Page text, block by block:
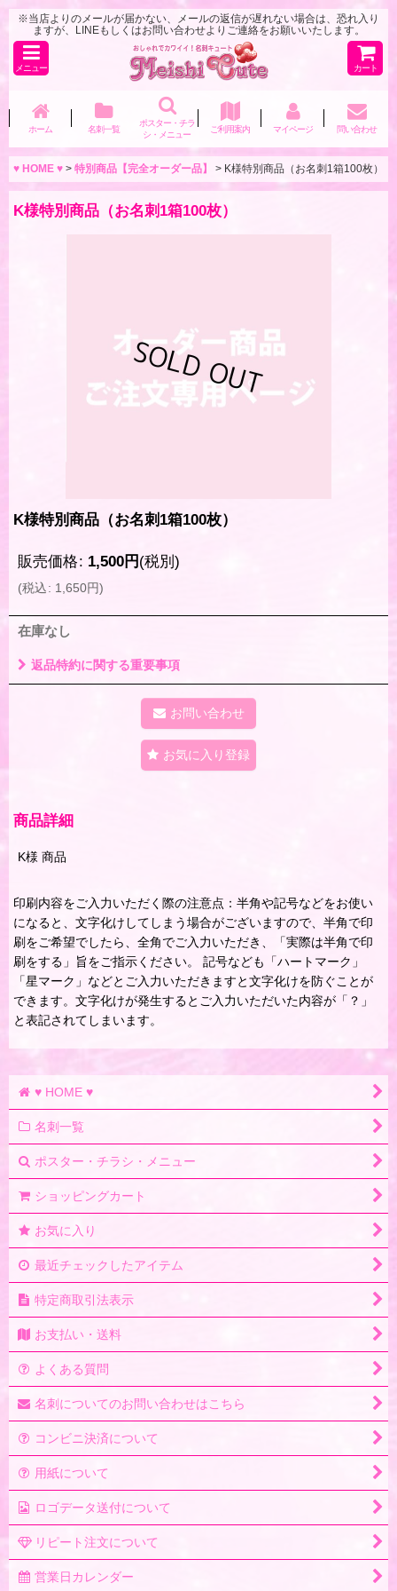
※当店よりのメールが届かない、メールの返信が遅れない場合は、恐れ入り
ますが、LINEもしくはお問い合わせよりご連絡をお願いいたします。
メニュー カート
ホーム 名刺一覧
ポスター・チラ
シ・メニュー
ご利用案内 マイページ 問い合わせ
♥ HOME ♥ > 特別商品【完全オーダー品】 > K様特別商品（お名刺1箱100枚）
K様特別商品（お名刺1箱100枚）
K様特別商品（お名刺1箱100枚）
販売価格: 1,500円 (税別)
(税込: 1,650円)
在庫なし
返品特約に関する重要事項
お問い合わせ
お気に入り登録
商品詳細
K様 商品
印刷内容をご入力いただく際の注意点：半角や記号などをお使い
になると、文字化けしてしまう場合がございますので、半角で印
刷をご希望でしたら、全角でご入力いただき、「実際は半角で印
刷をする」旨をご指示ください。 記号なども「ハートマーク」
「星マーク」などとご入力いただきますと文字化けを防ぐことが
できます。文字化けが発生するとご入力いただいた内容が「？」
と表記されてしまいます。
♥ HOME ♥
名刺一覧
ポスター・チラシ・メニュー
ショッピングカート
お気に入り
最近チェックしたアイテム
特定商取引法表示
お支払い・送料
よくある質問
名刺についてのお問い合わせはこちら
コンビニ決済について
用紙について
ロゴデータ送付について
リピート注文について
営業日カレンダー